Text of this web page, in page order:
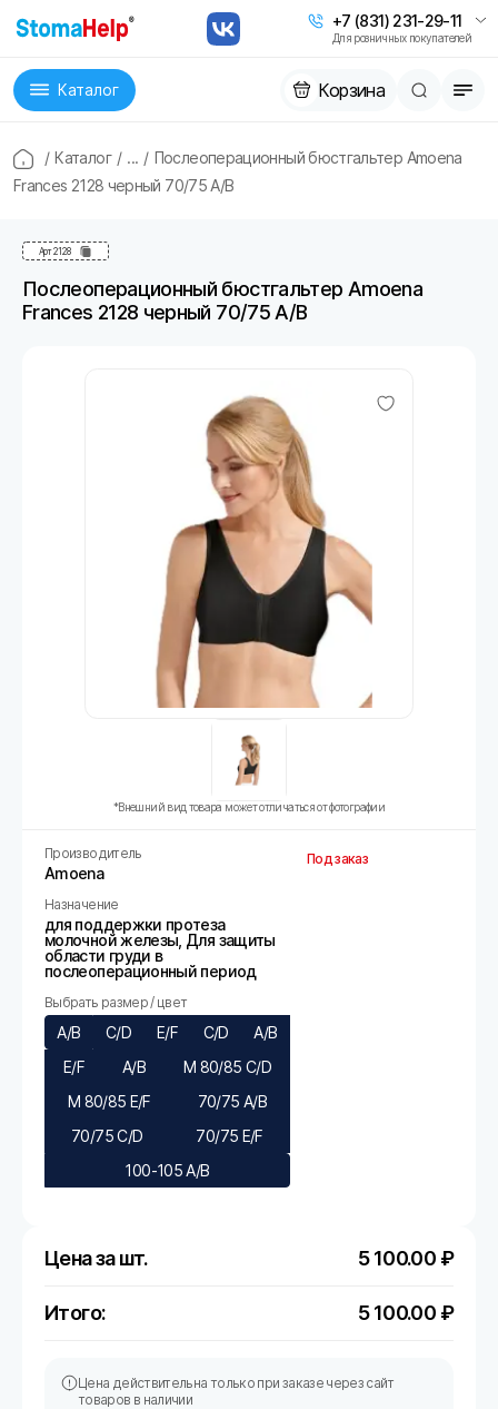
+7 (831) 231-29-11
Для розничных покупателей
Каталог Корзина
/ Каталог / ... / Послеоперационный бюстгальтер Amoena
Frances 2128 черный 70/75 A/B
Арт2128
Послеоперационный бюстгальтер Amoena
Frances 2128 черный 70/75 A/B
*Внешний вид товара может отличаться от фотографии
Производитель
Amoena
Назначение
для поддержки протеза
молочной железы, Для защиты
области груди в
послеоперационный период
Выбрать размер / цвет
A/B С/D E/F C/D
A/B
E/F
A/B
M 80/85 C/D
M 80/85 E/F
70/75 A/B
70/75 C/D
70/75 E/F
100-105 A/B
Под заказ
Цена за шт. 5 100.00 ₽
Итого: 5 100.00 ₽
Цена действительна только при заказе через сайт
товаров в наличии